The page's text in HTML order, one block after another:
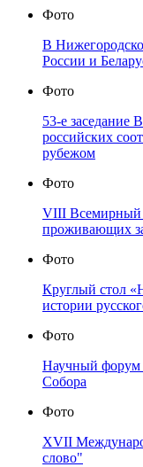
Фото
В
России и
Фото
53-е заседание
российских
рубежом
Фото
VIII Всемирный
проживающих
Фото
Круглый стол
истории
Фото
Научный форум
Собора
Фото
XVII
слово"